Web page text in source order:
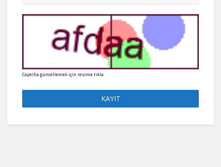
Captcha güncellemek için resime tıkla